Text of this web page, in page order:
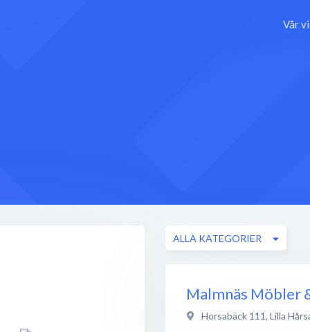
Vår
ALLA KATEGORIER
Malmnäs Möbler
Horsabäck 111, Lilla